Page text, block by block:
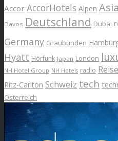
Accor AccorHotels Alpen Asia
Davos Deutschland Dubai
Germany Graubünden
Hyatt Hörfunk Japan London
NH Hotel Group NH Hotels radio Reise
Ritz-Carlton Schweiz tech
Österreich